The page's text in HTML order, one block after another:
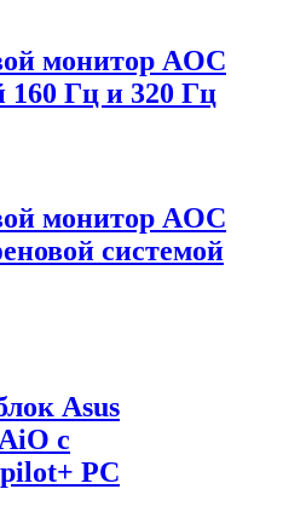
монитор AOC
160 Гц и 320 Гц
монитор AOC
системой
Asus
с
PC